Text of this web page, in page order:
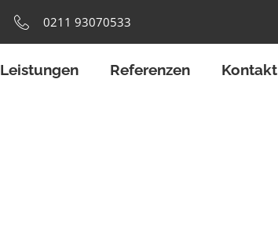
0211 93070533
Leistungen Referenzen Kontakt